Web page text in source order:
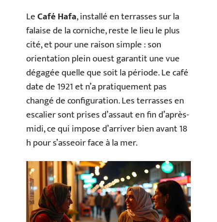
LeCafé Hafa, installé en terrasses sur la
falaise de la corniche, reste le lieu le plus
cité, et pour une raison simple : son
orientation plein ouest garantit une vue
dégagée quelle que soit la période. Le café
date de 1921 et n’a pratiquement pas
changé de configuration. Les terrasses en
escalier sont prises d’assaut en fin d’après-
midi, ce qui impose d’arriver bien avant 18
h pour s’asseoir face à la mer.